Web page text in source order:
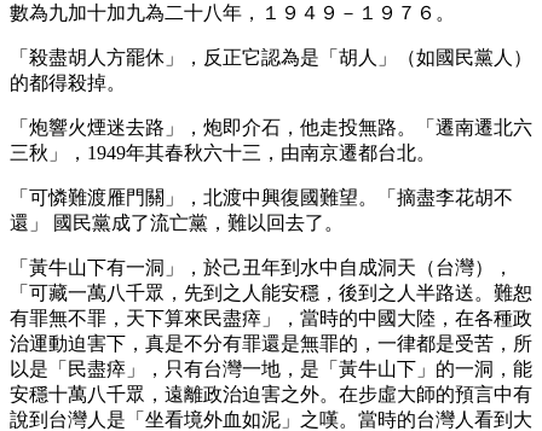
數為九加十加九為二十八年，１９４９－１９７６。
「殺盡胡人方罷休」，反正它認為是「胡人」（如國民黨人）
的都得殺掉。
「炮響火煙迷去路」，炮即介石，他走投無路。「遷南遷北六
三秋」，1949年其春秋六十三，由南京遷都台北。
「可憐難渡雁門關」，北渡中興復國難望。「摘盡李花胡不
還」 國民黨成了流亡黨，難以回去了。
「黃牛山下有一洞」，於己丑年到水中自成洞天（台灣），
「可藏一萬八千眾，先到之人能安穩，後到之人半路送。難恕
有罪無不罪，天下算來民盡瘁」，當時的中國大陸，在各種政
治運動迫害下，真是不分有罪還是無罪的，一律都是受苦，所
以是「民盡瘁」，只有台灣一地，是「黃牛山下」的一洞，能
安穩十萬八千眾，遠離政治迫害之外。在步虛大師的預言中有
說到台灣人是「坐看境外血如泥」之嘆。當時的台灣人看到大